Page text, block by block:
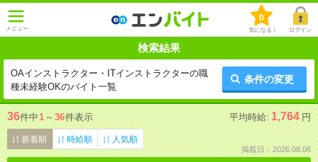
メニュー
0
気になる！ ログイン
検索結果
OAインストラクター・ITインストラクターの職
種未経験OKのバイト一覧
条件の変更
36件中1 ～ 36件表示 平均時給: 1,764 円
新着順 時給順 人気順
掲載日：2026.08.06